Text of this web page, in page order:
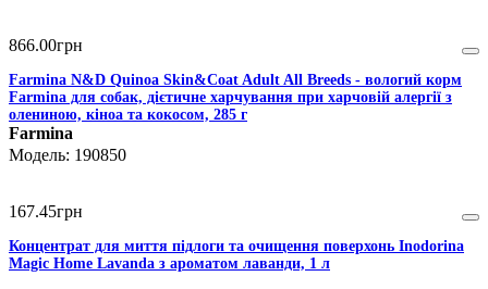
866.00грн
Farmina N&D Quinoa Skin&Coat Adult All Breeds - вологий корм
Farmina для собак, дієтичне харчування при харчовій алергії з
олениною, кіноа та кокосом, 285 г
Farmina
190850
167.45грн
Концентрат для миття підлоги та очищення поверхонь Inodorina
Magic Home Lavanda з ароматом лаванди, 1 л